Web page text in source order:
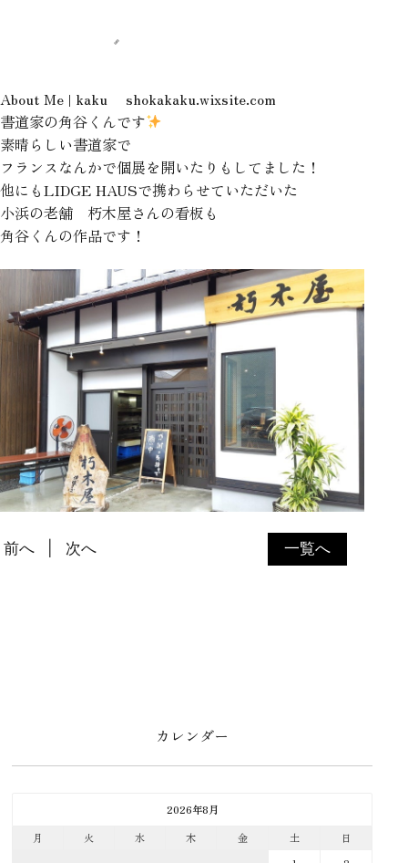
About Me | kaku
shokakaku.wixsite.com
書道家の角谷くんです
素晴らしい書道家で
フランスなんかで個展を開いたりもしてました！
他にもLIDGE HAUSで携わらせていただいた
小浜の老舗 朽木屋さんの看板も
角谷くんの作品です！
一覧へ
前へ 次へ
カレンダー
2026年8月
月
火 水 木 金 土
日